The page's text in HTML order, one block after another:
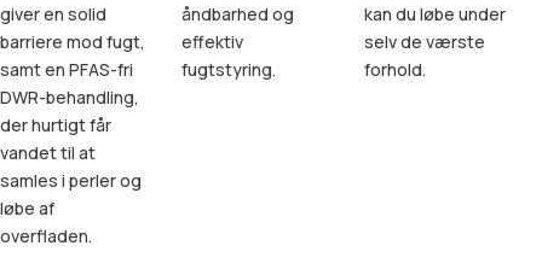
giver en solid
barriere mod fugt,
samt en PFAS-fri
DWR-behandling,
der hurtigt får
vandet til at
samles i perler og
løbe af
overfladen.
åndbarhed og
effektiv
fugtstyring.
kan du løbe under
selv de værste
forhold.